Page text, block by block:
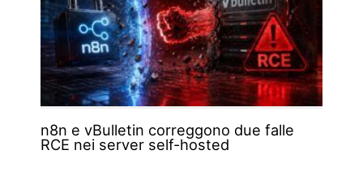
n8n e vBulletin correggono due falle
RCE nei server self-hosted